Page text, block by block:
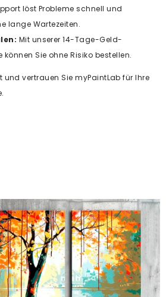
löst Probleme schnell und
lange Wartezeiten.
Mit unserer 14-Tage-Geld-
Sie ohne Risiko bestellen.
und vertrauen Sie myPaintLab für Ihre